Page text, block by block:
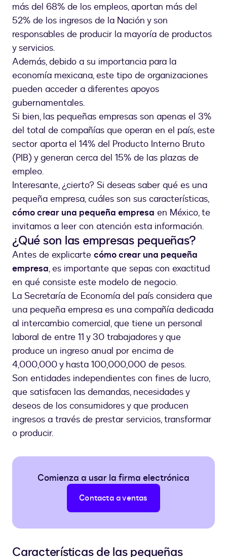
más del 68% de los empleos, aportan más del
52% de los ingresos de la Nación y son
responsables de producir la mayoría de productos
y servicios.
Además, debido a su importancia para la
economía mexicana, este tipo de organizaciones
pueden acceder a diferentes apoyos
gubernamentales.
Si bien, las pequeñas empresas son apenas el 3%
del total de compañías que operan en el país, este
sector aporta el 14% del Producto Interno Bruto
(PIB) y generan cerca del 15% de las plazas de
empleo.
Interesante, ¿cierto? Si deseas saber qué es una
pequeña empresa, cuáles son sus características,
cómo crear una pequeña empresa en México, te
invitamos a leer con atención esta información.
¿Qué son las empresas pequeñas?
Antes de explicarte cómo crear una pequeña
empresa, es importante que sepas con exactitud
en qué consiste este modelo de negocio.
La Secretaría de Economía del país considera que
una pequeña empresa es una compañía dedicada
al intercambio comercial, que tiene un personal
laboral de entre 11 y 30 trabajadores y que
produce un ingreso anual por encima de
4,000,000 y hasta 100,000,000 de pesos.
Son entidades independientes con fines de lucro,
que satisfacen las demandas, necesidades y
deseos de los consumidores y que producen
ingresos a través de prestar servicios, transformar
o producir.
Comienza a usar la firma electrónica
Contacta a ventas
Características de las pequeñas